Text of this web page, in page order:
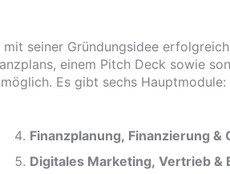
seiner Gründungsidee
einem Pitch Deck sowie
Es gibt sechs Hauptmodule:
Finanzplanung, Finanzierung &
Digitales Marketing, Vertrieb &